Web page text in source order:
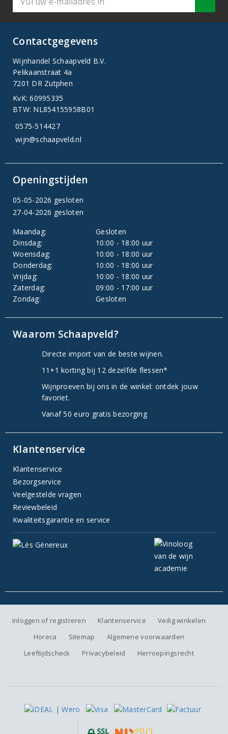
Contactgegevens
Wijnhandel Schaapveld B.V.
Pelikaanstraat 4a
7201 DR Zutphen
KvK: 60995335
BTW: NL854155958B01
0575-514427
wijn@schaapveld.nl
Openingstijden
05-05-2026 gesloten
27-04-2026 gesloten
Maandag:
Gesloten
Dinsdag:
10:00 - 18:00 uur
Woensdag:
10:00 - 18:00 uur
Donderdag:
10:00 - 18:00 uur
Vrijdag:
10:00 - 18:00 uur
Zaterdag:
09:00 - 17:00 uur
Zondag:
Gesloten
Waarom Schaapveld?
Directe import van de beste wijnen.
11+1 korting bij 12 dezelfde flessen*
Wijnproeven bij ons in de winkel: ontdek jouw
favoriet.
Vanaf 50 euro gratis bezorging
Klantenservice
Klantenservice
Bezorgservice
Veelgestelde vragen
Reviewbeleid
Kwaliteitsgarantie en service
Inloggen of registreren Klantenservice
Veilig winkelen
Horeca
Sitemap
Algemene voorwaarden
Leeftijdscheck
Privacybeleid Herroepingsrecht